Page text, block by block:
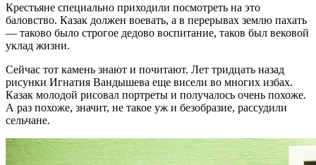
Крестьяне специально приходили посмотреть на это
баловство. Казак должен воевать, а в перерывах землю пахать
— таково было строгое дедово воспитание, таков был вековой
уклад жизни.
Сейчас тот камень знают и почитают. Лет тридцать назад
рисунки Игнатия Вандышева еще висели во многих избах.
Казак молодой рисовал портреты и получалось очень похоже.
А раз похоже, значит, не такое уж и безобразие, рассудили
сельчане.